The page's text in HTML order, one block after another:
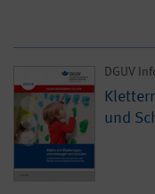
DGUV
und